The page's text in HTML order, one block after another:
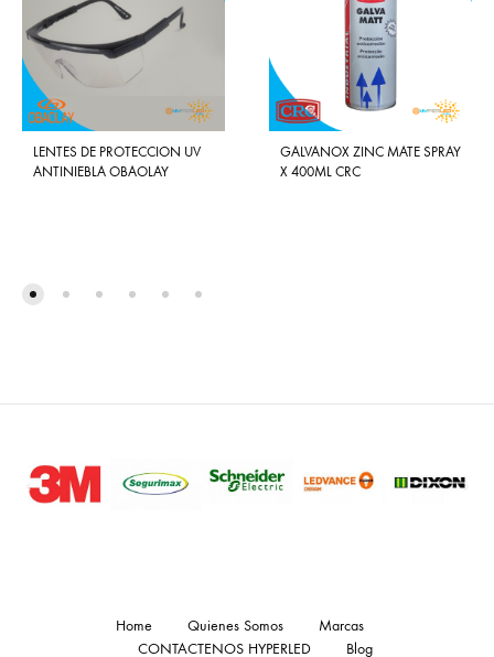
LENTES DE PROTECCION UV
ANTINIEBLA OBAOLAY
GALVANOX ZINC MATE SPRAY
X 400ML CRC
Home Quienes Somos
Marcas
CONTACTENOS HYPERLED
Blog